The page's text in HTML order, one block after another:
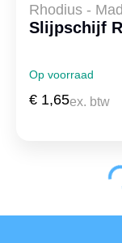
Rhodius -
Slijpschijf
Op voorraad
€ 1,65ex. btw